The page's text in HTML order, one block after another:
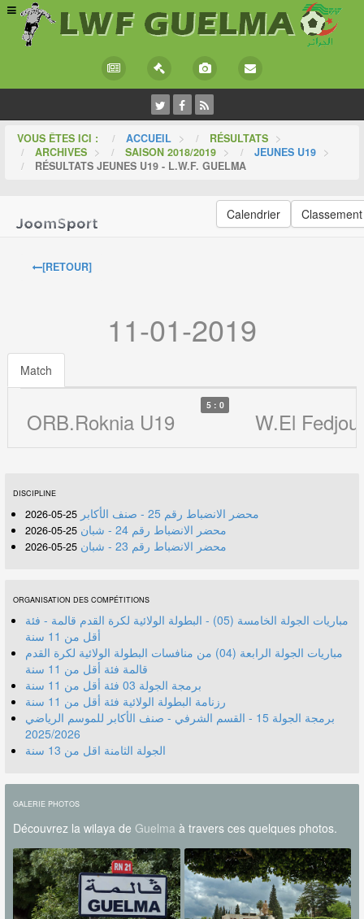
VOUS ÊTES ICI : ACCUEIL > RÉSULTATS >
ARCHIVES > SAISON 2018/2019 > JEUNES U19 >
RÉSULTATS JEUNES U19 - L.W.F. GUELMA
Calendrier Classement
[RETOUR]
11-01-2019
Match
ORB.Roknia U19
5 : 0
W.El
DISCIPLINE
محضر الانضباط رقم 25 - صنف الأكابر 25-05-2026
محضر الانضباط رقم 24 - شبان 25-05-2026
محضر الانضباط رقم 23 - شبان 25-05-2026
ORGANISATION DES COMPÉTITIONS
مباريات الجولة الخامسة (05) - البطولة الولائية لكرة القدم قالمة - فئة
أقل من 11 سنة
مباريات الجولة الرابعة (04) من منافسات البطولة الولائية لكرة القدم
قالمة فئة أقل من 11 سنة
برمجة الجولة 03 فئة أقل من 11 سنة
رزنامة البطولة الولائية فئة أقل من 11 سنة
برمجة الجولة 15 - القسم الشرفي - صنف الأكابر للموسم الرياضي
2025/2026
الجولة الثامنة اقل من 13 سنة
GALERIE PHOTOS
Découvrez la wilaya de Guelma à travers ces quelques photos.